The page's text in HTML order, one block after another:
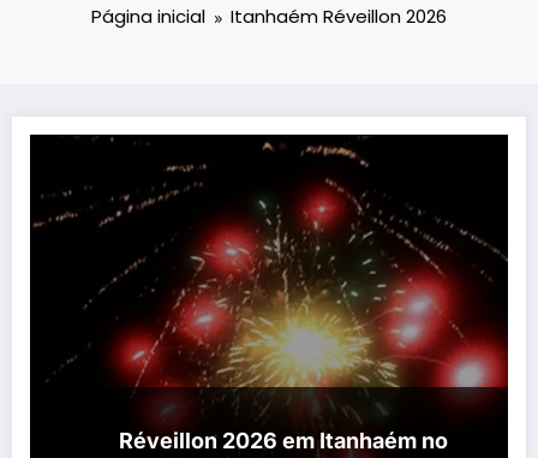
Página inicial Itanhaém Réveillon 2026
Réveillon 2026 em Itanhaém no